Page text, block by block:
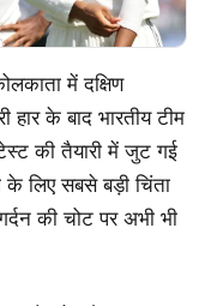
में दक्षिण
के बाद भारतीय टीम
की तैयारी में जुट गई
के लिए सबसे बड़ी चिंता
की चोट पर अभी भी